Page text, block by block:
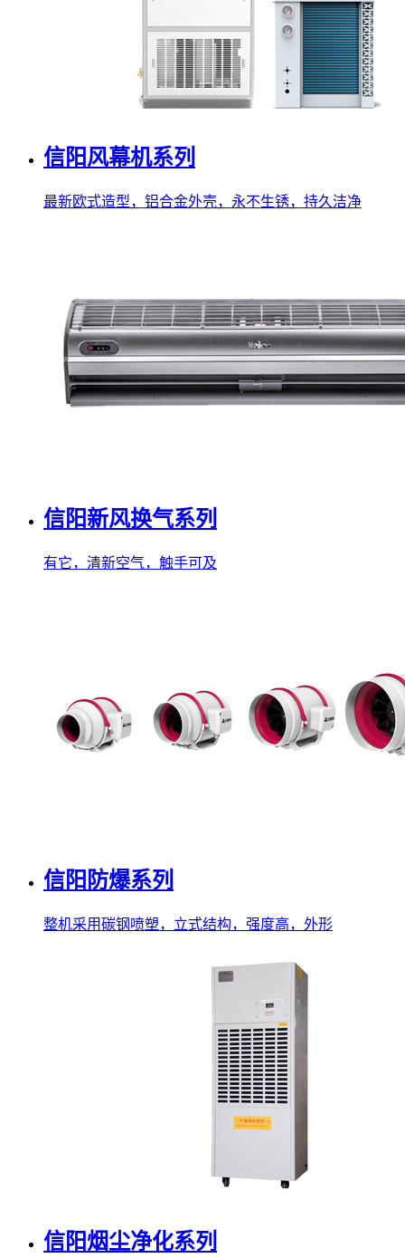
信阳风幕机系列
最新欧式造型，铝合金外壳，永不生锈，持久洁净
信阳新风换气系列
有它，清新空气，触手可及
信阳防爆系列
整机采用碳钢喷塑，立式结构，强度高，外形
信阳烟尘净化系列